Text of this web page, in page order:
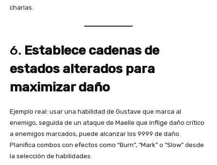
charlas.
6. Establece cadenas de
estados alterados para
maximizar daño
Ejemplo real: usar una habilidad de Gustave que marca al
enemigo, seguida de un ataque de Maelle que inflige daño crítico
a enemigos marcados, puede alcanzar los 9999 de daño.
Planifica combos con efectos como “Burn”, “Mark” o “Slow” desde
la selección de habilidades.